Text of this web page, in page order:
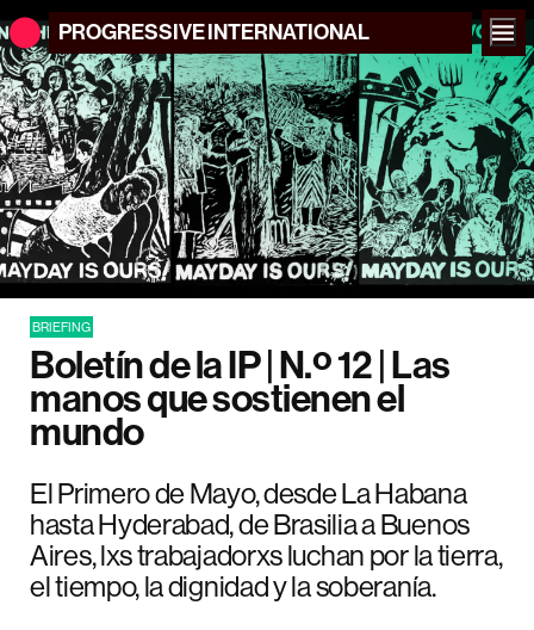
PROGRESSIVEINTERNATIONAL
BRIEFING
Boletín de la IP | N.º 12 | Las
manos que sostienen el
mundo
El Primero de Mayo, desde La Habana
hasta Hyderabad, de Brasilia a Buenos
Aires, lxs trabajadorxs luchan por la tierra,
el tiempo, la dignidad y la soberanía.